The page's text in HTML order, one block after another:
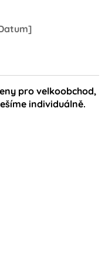
pro velkoobchod,
individuálně.